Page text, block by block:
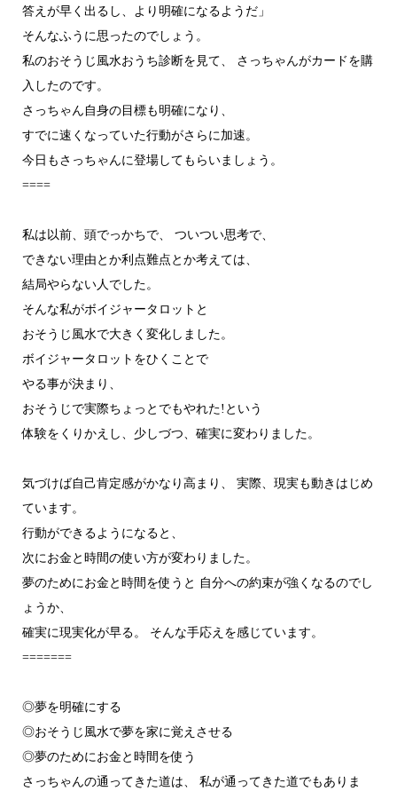
答えが早く出るし、より明確になるようだ」
そんなふうに思ったのでしょう。
私のおそうじ風水おうち診断を見て、 さっちゃんがカードを購
入したのです。
さっちゃん自身の目標も明確になり、
すでに速くなっていた行動がさらに加速。
今日もさっちゃんに登場してもらいましょう。
====
私は以前、頭でっかちで、 ついつい思考で、
できない理由とか利点難点とか考えては、
結局やらない人でした。
そんな私がボイジャータロットと
おそうじ風水で大きく変化しました。
ボイジャータロットをひくことで
やる事が決まり、
おそうじで実際ちょっとでもやれた!という
体験をくりかえし、少しづつ、確実に変わりました。
気づけば自己肯定感がかなり高まり、 実際、現実も動きはじめ
ています。
行動ができるようになると、
次にお金と時間の使い方が変わりました。
夢のためにお金と時間を使うと 自分への約束が強くなるのでし
ょうか、
確実に現実化が早る。 そんな手応えを感じています。
=======
◎夢を明確にする
◎おそうじ風水で夢を家に覚えさせる
◎夢のためにお金と時間を使う
さっちゃんの通ってきた道は、 私が通ってきた道でもありま